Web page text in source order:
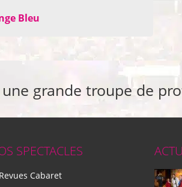
Bleu
une grande troupe de
SPECTACLES
Revues Cabaret